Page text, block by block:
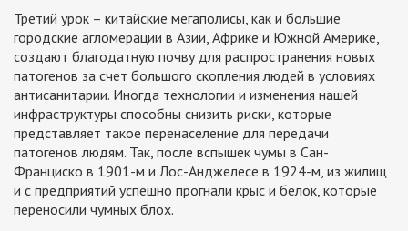
Третий урок – китайские мегаполисы, как и большие
городские агломерации в Азии, Африке и Южной Америке,
создают благодатную почву для распространения новых
патогенов за счет большого скопления людей в условиях
антисанитарии. Иногда технологии и изменения нашей
инфраструктуры способны снизить риски, которые
представляет такое перенаселение для передачи
патогенов людям. Так, после вспышек чумы в Сан-
Франциско в 1901-м и Лос-Анджелесе в 1924-м, из жилищ
и с предприятий успешно прогнали крыс и белок, которые
переносили чумных блох.